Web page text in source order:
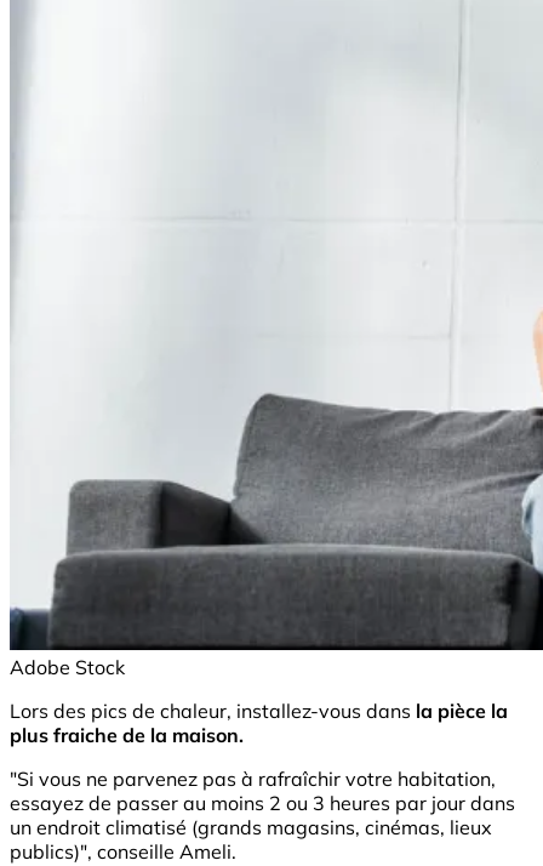
Adobe Stock
Lors des pics de chaleur, installez-vous dans la pièce la
plus fraiche de la maison.
"Si vous ne parvenez pas à rafraîchir votre habitation,
essayez de passer au moins 2 ou 3 heures par jour dans
un endroit climatisé (grands magasins, cinémas, lieux
publics)", conseille Ameli.